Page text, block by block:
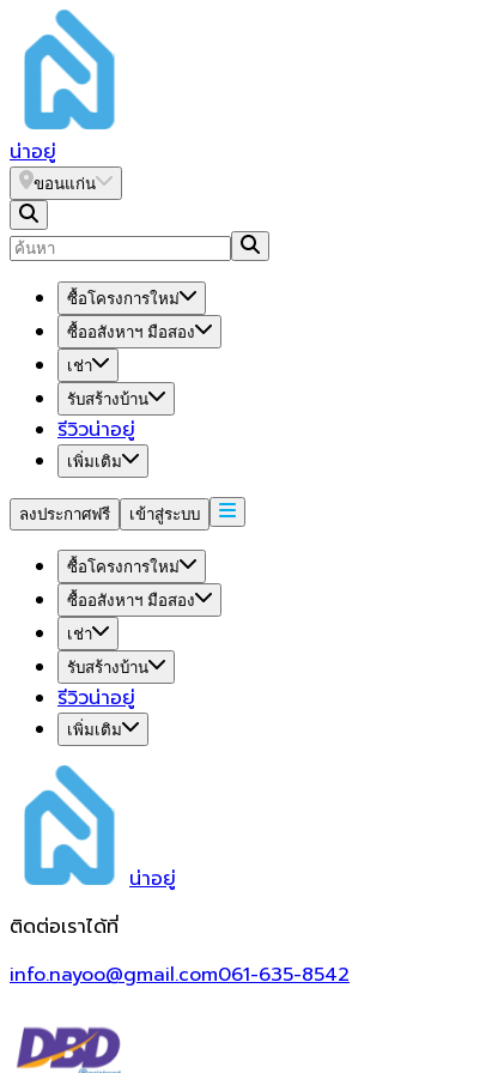
น่าอยู่
ขอนแก่น
ซื้อโครงการใหม่
ซื้ออสังหาฯ มือสอง
เช่า
รับสร้างบ้าน
รีวิวน่าอยู่
เพิ่มเติม
ลงประกาศฟรี เข้าสู่ระบบ
ซื้อโครงการใหม่
ซื้ออสังหาฯ มือสอง
เช่า
รับสร้างบ้าน
รีวิวน่าอยู่
เพิ่มเติม
น่าอยู่
ติดต่อเราได้ที่
info.nayoo@gmail.com061-635-8542